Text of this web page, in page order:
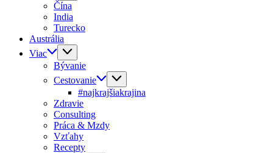
Čína
India
Turecko
Austrália
Viac
Bývanie
Cestovanie
#najkrajšiakrajina
Zdravie
Consulting
Práca & Mzdy
Vzťahy
Recepty